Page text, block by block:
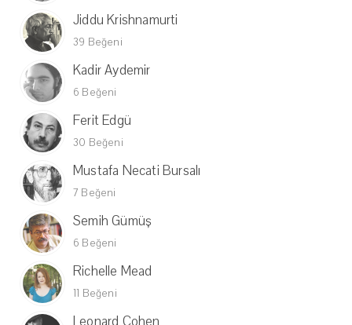
Jiddu Krishnamurti
39 Beğeni
Kadir Aydemir
6 Beğeni
Ferit Edgü
30 Beğeni
Mustafa Necati Bursalı
7 Beğeni
Semih Gümüş
6 Beğeni
Richelle Mead
11 Beğeni